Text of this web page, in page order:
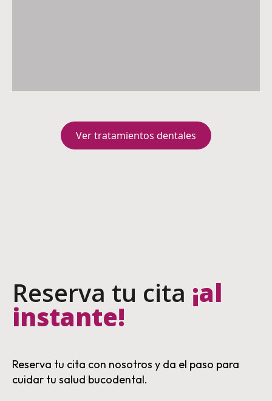
Ver tratamientos dentales
Reserva tu cita ¡al
instante!
Reserva tu cita con nosotros y da el paso para
cuidar tu salud bucodental.